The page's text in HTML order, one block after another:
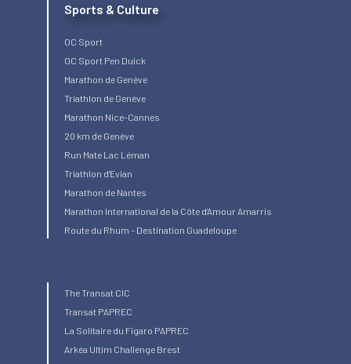
Sports & Culture
OC Sport
OC Sport Pen Duick
Marathon de Genève
Triathlon de Genève
Marathon Nice-Cannes
20 km de Genève
Run Mate Lac Léman
Triathlon d’Evian
Marathon de Nantes
Marathon International de la Côte d’Amour Amarris
Route du Rhum – Destination Guadeloupe
The Transat CIC
Transat PAPREC
La Solitaire du Figaro PAPREC
Arkéa Ultim Challenge Brest